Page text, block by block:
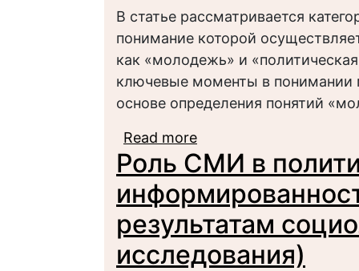
В статье рассматривается
понимание которой
как «молодежь» и
ключевые моменты в понимании
основе определения понятий
Read more
политическая
Роль СМИ в
результатам
исследования)